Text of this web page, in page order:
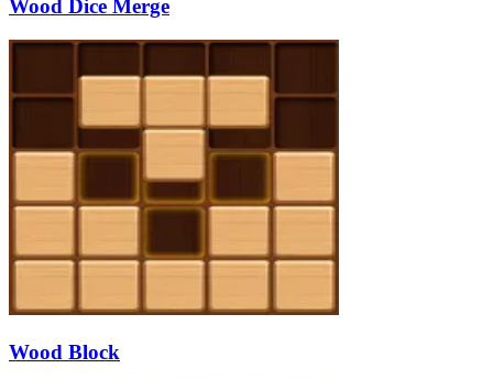
Wood Dice Merge
Wood Block